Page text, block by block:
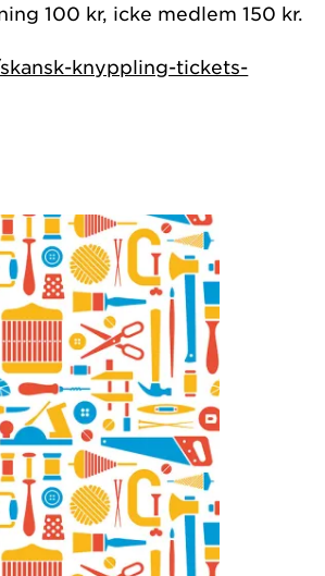
100 kr, icke medlem 150 kr.
knyppling-tickets-